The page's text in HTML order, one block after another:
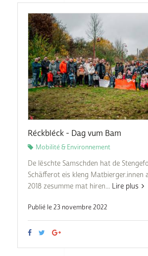
Réckbléck - Dag vum Bam
Mobilité & Environnement
De lëschte Samschden hat de
Schäfferot eis kleng Matbierger.innen
2018 zesumme mat hiren... Lire plus
Publié le 23 novembre 2022